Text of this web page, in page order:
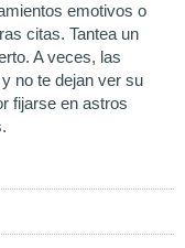
emotivos o
citas. Tantea un
A veces, las
no te dejan ver su
fijarse en astros